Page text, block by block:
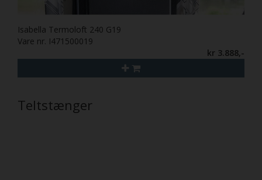
Isabella Termoloft 240 G19
Vare nr. I471500019
kr 3.888,-
Teltstænger